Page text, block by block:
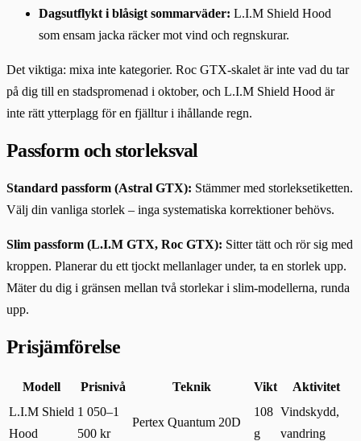
Dagsutflykt i blåsigt sommarväder: L.I.M Shield Hood
som ensam jacka räcker mot vind och regnskurar.
Det viktiga: mixa inte kategorier. Roc GTX-skalet är inte vad du tar
på dig till en stadspromenad i oktober, och L.I.M Shield Hood är
inte rätt ytterplagg för en fjälltur i ihållande regn.
Passform och storleksval
Standard passform (Astral GTX): Stämmer med storleksetiketten.
Välj din vanliga storlek – inga systematiska korrektioner behövs.
Slim passform (L.I.M GTX, Roc GTX): Sitter tätt och rör sig med
kroppen. Planerar du ett tjockt mellanlager under, ta en storlek upp.
Mäter du dig i gränsen mellan två storlekar i slim-modellerna, runda
upp.
Prisjämförelse
Modell Prisnivå Teknik Vikt
Aktivitet
L.I.M Shield
Hood
1 050–1
500 kr
Pertex Quantum 20D
108
g
Vindskydd,
vandring